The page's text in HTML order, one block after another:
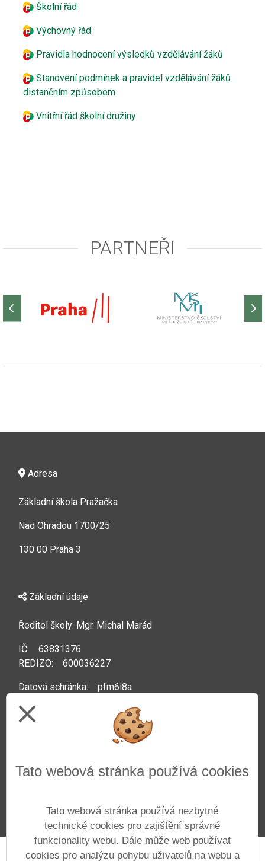
Školní řád
Výchovný řád
Pravidla hodnocení výsledků vzdělávání žáků
Stanovení podmínek a pravidel vzdělávání žáků
distančním způsobem
Vnitřní řád školní družiny
PARTNEŘI
Adresa
Základní škola Pražačka
Nad Ohradou 1700/25
130 00 Praha 3
Základní údaje
Ředitel školy: Mgr. Michal Marád
IČ: 63831376
REDIZO: 600036227
Datová schránka: pfm6i8a
Telefon: +420 222 592 044
E-mail: info@zsprazacka.cz
Prohlášení o přístupnosti Mapa webu Cookies
close
Tato webová stránka používá cookies
Tato webová stránka používá nezbytné
technické cookies pro zajištění správné
funkcionality webu. Dále může web používat
cookies pro analýzu pohybu uživatelů na webu a